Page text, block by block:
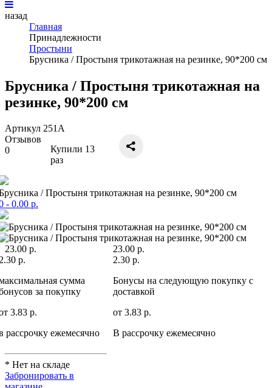
назад
Главная
Принадлежности
Простыни
Брусника / Простыня трикотажная на резинке, 90*200 см
Брусника / Простыня трикотажная на
резинке, 90*200 см
Артикул 251А
Отзывов
0
Купили 13
раз
/ Простыня трикотажная на резинке, 90*200 см
- 0.00 р.
23.00 р.
р.
сумма
за покупку
3.83 р.
рассрочку ежемесячно
* Нет на складе
Забронировать в
23.00 р.
2.30 р.
Бонусы на следующую покупку c
доставкой
от 3.83 р.
В рассрочку ежемесячно